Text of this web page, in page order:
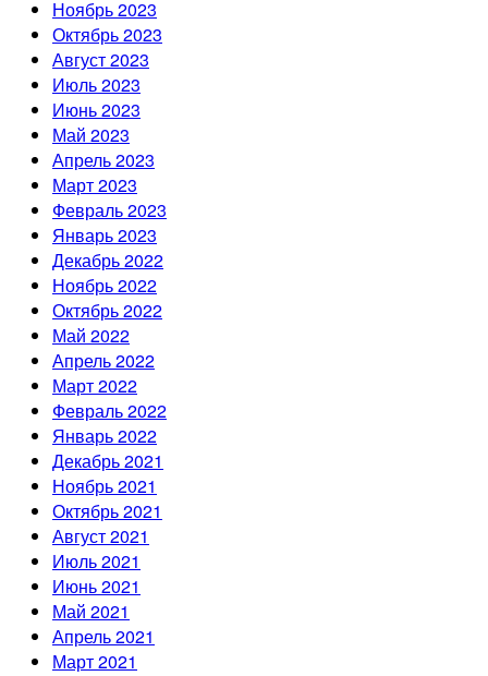
Ноябрь 2023
Октябрь 2023
Август 2023
Июль 2023
Июнь 2023
Май 2023
Апрель 2023
Март 2023
Февраль 2023
Январь 2023
Декабрь 2022
Ноябрь 2022
Октябрь 2022
Май 2022
Апрель 2022
Март 2022
Февраль 2022
Январь 2022
Декабрь 2021
Ноябрь 2021
Октябрь 2021
Август 2021
Июль 2021
Июнь 2021
Май 2021
Апрель 2021
Март 2021